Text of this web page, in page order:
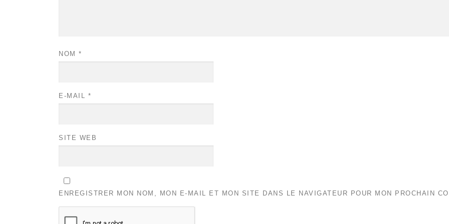
NOM *
E-MAIL *
SITE WEB
ENREGISTRER MON NOM, MON E-MAIL ET MON SITE DANS LE NAVIGATEUR POUR MON PROCHAIN